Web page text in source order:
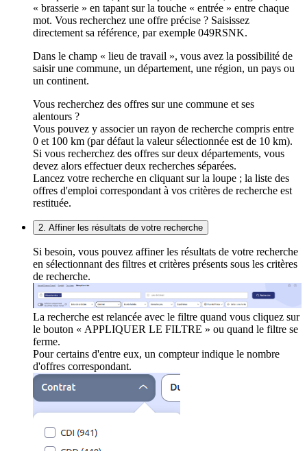
« brasserie » en tapant sur la touche « entrée » entre chaque
mot. Vous recherchez une offre précise ? Saisissez
directement sa référence, par exemple 049RSNK.
Dans le champ « lieu de travail », vous avez la possibilité de
saisir une commune, un département, une région, un pays ou
un continent.
Vous recherchez des offres sur une commune et ses
alentours ?
Vous pouvez y associer un rayon de recherche compris entre
0 et 100 km (par défaut la valeur sélectionnée est de 10 km).
Si vous recherchez des offres sur deux départements, vous
devez alors effectuer deux recherches séparées.
Lancez votre recherche en cliquant sur la loupe ; la liste des
offres d'emploi correspondant à vos critères de recherche est
restituée.
2. Affiner les résultats de votre recherche
Si besoin, vous pouvez affiner les résultats de votre recherche
en sélectionnant des filtres et critères présents sous les critères
de recherche.
La recherche est relancée avec le filtre quand vous cliquez sur
le bouton « APPLIQUER LE FILTRE » ou quand le filtre se
ferme.
Pour certains d'entre eux, un compteur indique le nombre
d'offres correspondant.